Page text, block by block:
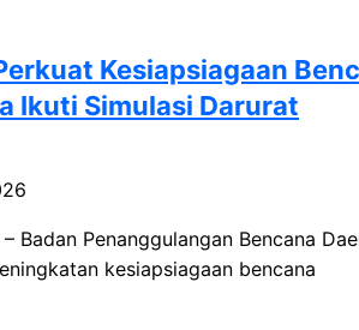
Kesiapsiagaan
Ikuti Simulasi Darurat
Badan Penanggulangan Bencana
kesiapsiagaan bencana